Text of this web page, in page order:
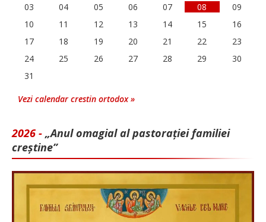
03
04 05 06 07 08
09
10
11 12 13 14 15
16
17
18 19 20 21 22
23
24
25 26 27 28 29
30
31
Vezi calendar crestin ortodox »
2026 - „Anul omagial al pastorației familiei
creștine”